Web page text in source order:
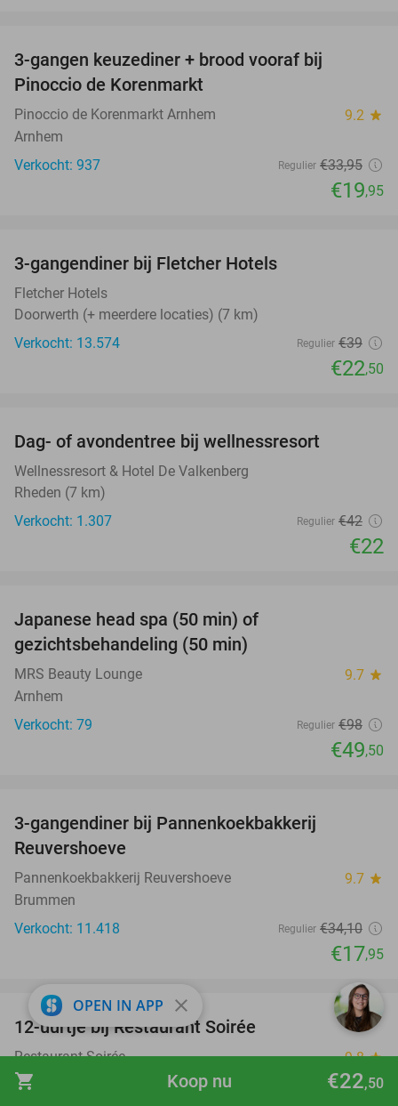
shopping_cart €22,50
Koop nu
3-gangen keuzediner + brood vooraf bij
Pinoccio de Korenmarkt
Pinoccio de Korenmarkt Arnhem 9.2 star
Arnhem
Verkocht: 937
Regulier €33,95
€19,95
3-gangendiner bij Fletcher Hotels
Fletcher Hotels
Doorwerth (+ meerdere locaties) (7 km)
Verkocht: 13.574
Regulier €39
€22,50
Dag- of avondentree bij wellnessresort
Wellnessresort & Hotel De Valkenberg
Rheden (7 km)
Verkocht: 1.307
Regulier €42
€22
Japanese head spa (50 min) of
gezichtsbehandeling (50 min)
MRS Beauty Lounge 9.7 star
Arnhem
Verkocht: 79
Regulier €98
€49,50
3-gangendiner bij Pannenkoekbakkerij
Reuvershoeve
Pannenkoekbakkerij Reuvershoeve 9.7 star
Brummen
Verkocht: 11.418
Regulier €34,10
€17,95
38%
favorite_border
12-uurtje bij Restaurant Soirée
Restaurant Soirée 9.8star
Velp
OPEN IN APP close